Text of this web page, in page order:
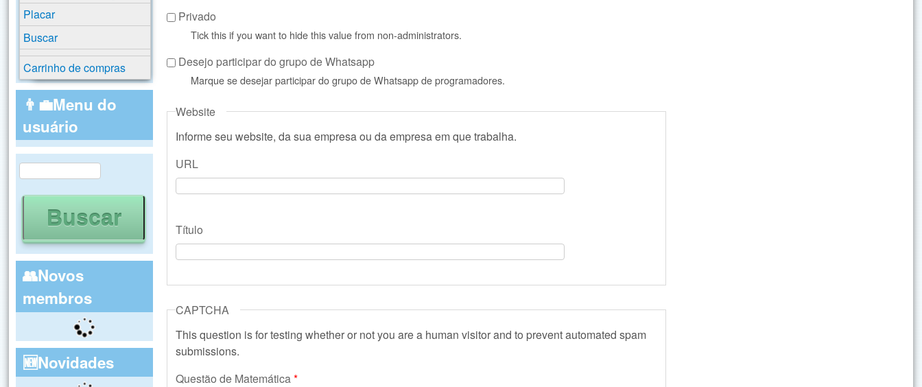
Privado
Tick this if you want to hide this value from non-administrators.
Desejo participar do grupo de Whatsapp
Marque se desejar participar do grupo de Whatsapp de programadores.
Website
Informe seu website, da sua empresa ou da empresa em que trabalha.
URL
Título
CAPTCHA
This question is for testing whether or not you are a human visitor and to prevent automated spam
submissions.
Questão de Matemática*
Placar
Buscar
Carrinho de compras
👨‍💼Menu do
usuário
Formulário de busca
Buscar
👥Novos
membros
🆕Novidades